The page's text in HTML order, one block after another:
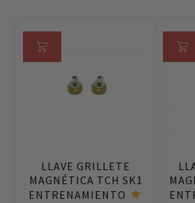
LLAVE GRILLETE
MAGNÉTICA TCH SK1
ENTRENAMIENTO
Añ
to
Añ
to